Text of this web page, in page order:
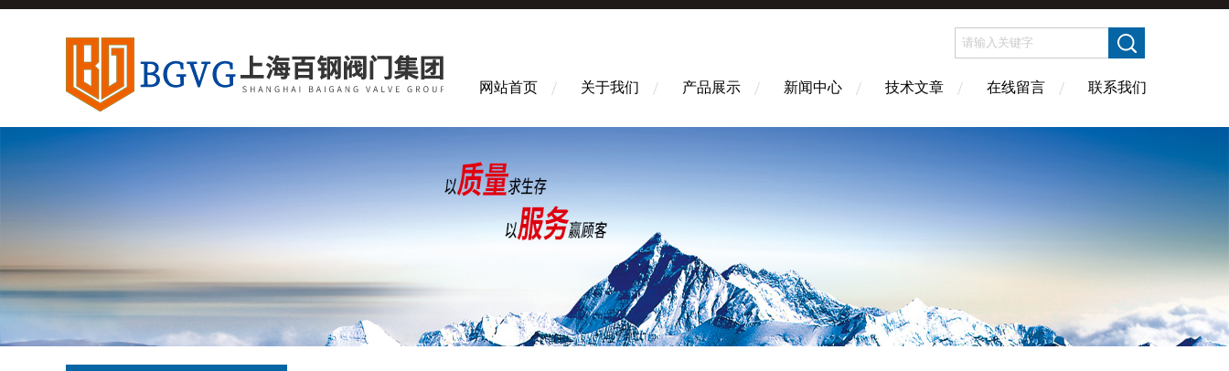
网站首页 关于我们 产品展示 新闻中心 技术文章 在线留言 联系我们